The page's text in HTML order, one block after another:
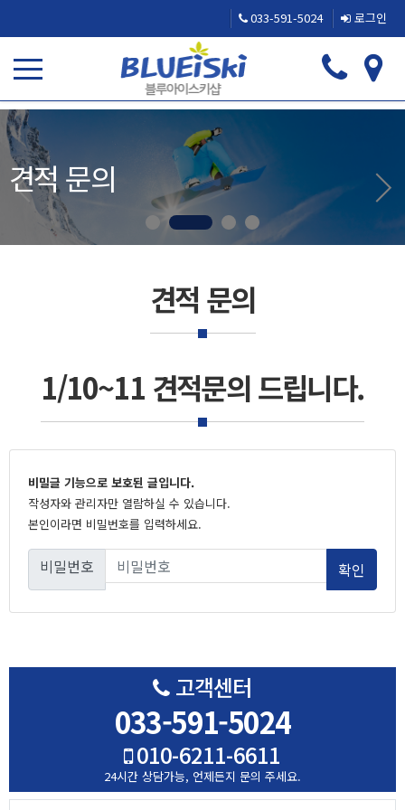
033-591-5024 로그인
견적 문의
견적 문의
1/10~11 견적문의 드립니다.
비밀글 기능으로 보호된 글입니다.
작성자와 관리자만 열람하실 수 있습니다.
본인이라면 비밀번호를 입력하세요.
비밀번호
고객센터
033-591-5024
010-6211-6611
24시간 상담가능, 언제든지 문의 주세요.